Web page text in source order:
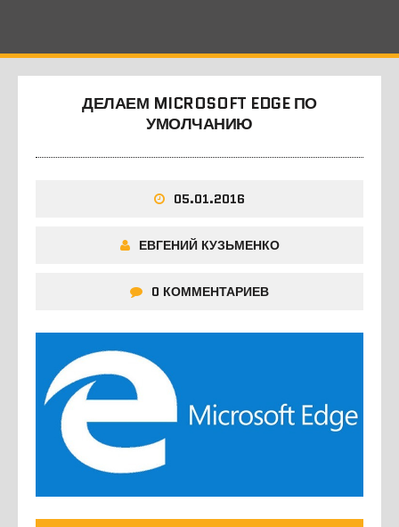
ДЕЛАЕМ MICROSOFT EDGE ПО
УМОЛЧАНИЮ
05.01.2016
ЕВГЕНИЙ КУЗЬМЕНКО
0 КОММЕНТАРИЕВ